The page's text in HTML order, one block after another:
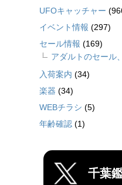
UFOキャッチャー
イベント情報 (297)
セール情報 (169)
アダルトのセール
入荷案内 (34)
楽器 (34)
WEBチラシ (5)
年齢確認 (1)
千葉